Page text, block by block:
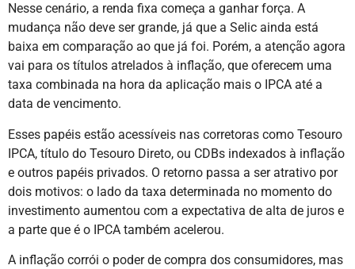
Nesse cenário, a renda fixa começa a ganhar força. A
mudança não deve ser grande, já que a Selic ainda está
baixa em comparação ao que já foi. Porém, a atenção agora
vai para os títulos atrelados à inflação, que oferecem uma
taxa combinada na hora da aplicação mais o IPCA até a
data de vencimento.
Esses papéis estão acessíveis nas corretoras como Tesouro
IPCA, título do Tesouro Direto, ou CDBs indexados à inflação
e outros papéis privados. O retorno passa a ser atrativo por
dois motivos: o lado da taxa determinada no momento do
investimento aumentou com a expectativa de alta de juros e
a parte que é o IPCA também acelerou.
A inflação corrói o poder de compra dos consumidores, mas